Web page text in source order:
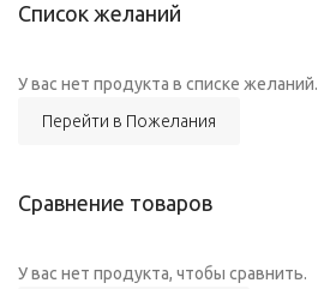
Список желаний
У вас нет продукта в списке желаний.
Перейти в Пожелания
Сравнение товаров
У вас нет продукта, чтобы сравнить.